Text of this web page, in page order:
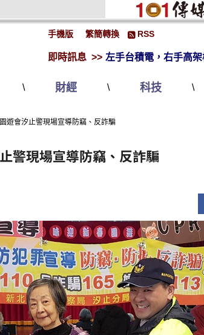
手機版 繁簡轉換 RSS
即時訊息 >> 左手台積電，右手高
\ 財經 \ 科技 \
遊會汐止警現場宣導防竊、反詐騙
警現場宣導防竊、反詐騙